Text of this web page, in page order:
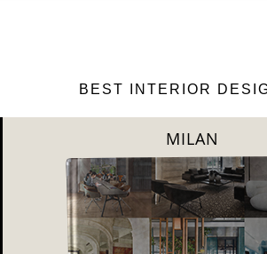
BEST INTERIOR
DUBAI